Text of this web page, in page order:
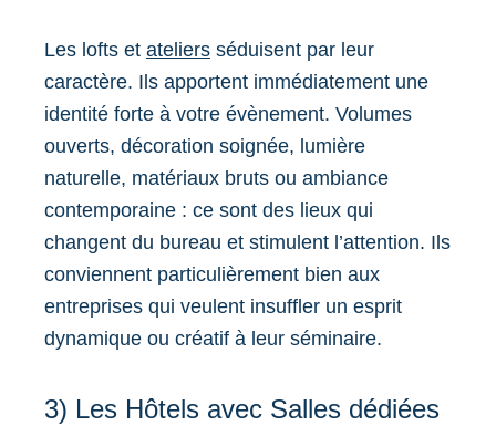
Les lofts et ateliers séduisent par leur
caractère. Ils apportent immédiatement une
identité forte à votre évènement. Volumes
ouverts, décoration soignée, lumière
naturelle, matériaux bruts ou ambiance
contemporaine : ce sont des lieux qui
changent du bureau et stimulent l’attention. Ils
conviennent particulièrement bien aux
entreprises qui veulent insuffler un esprit
dynamique ou créatif à leur séminaire.
3) Les Hôtels avec Salles dédiées